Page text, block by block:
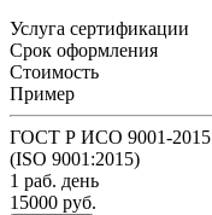
Услуга сертификации
Срок оформления
Стоимость
Пример
ГОСТ Р ИСО 9001-2015
(ISO 9001:2015)
1 раб. день
15000 руб.